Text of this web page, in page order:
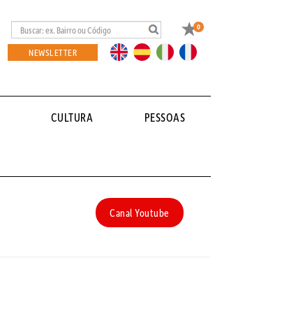
Favoritos
0
NEWSLETTER EN ES IT FR
CULTURA PESSOAS
Canal Youtube